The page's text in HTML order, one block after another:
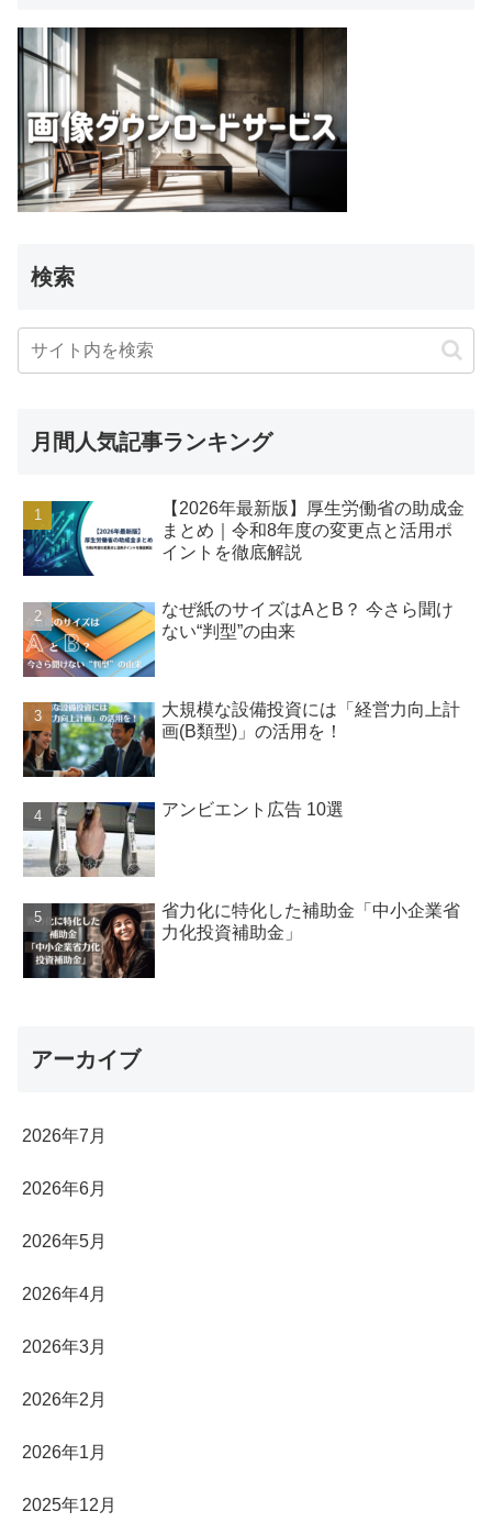
検索
月間人気記事ランキング
【2026年最新版】厚生労働省の助成金
まとめ｜令和8年度の変更点と活用ポ
イントを徹底解説
なぜ紙のサイズはAとB？ 今さら聞け
ない“判型”の由来
大規模な設備投資には「経営力向上計
画(B類型)」の活用を！
アンビエント広告 10選
省力化に特化した補助金「中小企業省
力化投資補助金」
アーカイブ
2026年7月
2026年6月
2026年5月
2026年4月
2026年3月
2026年2月
2026年1月
2025年12月